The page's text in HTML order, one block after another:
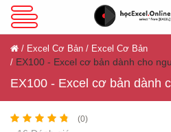
VBA Excel
Excel Cơ Bản
Excel Cơ Bản Excel Cơ Bản
EX100 - Excel cơ bản dành cho
EX100 - Excel cơ bản dành
(0)